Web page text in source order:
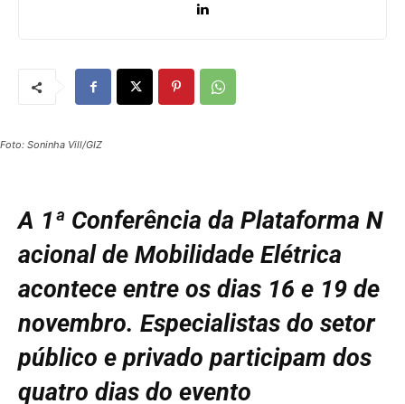
Foto: Soninha Vill/GIZ
A 1ª Conferência da Plataforma N
acionalde Mobilidade Elétrica
acontece entre os dias 16 e 19 de
novembro. Especialistas do setor
público e privado participam dos
quatro dias do evento